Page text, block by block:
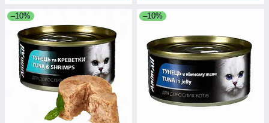
–10% –10%